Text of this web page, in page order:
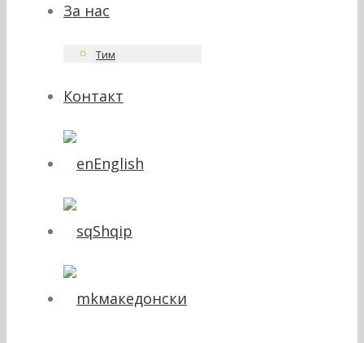
За нас
Тим
Контакт
English
Shqip
македонски